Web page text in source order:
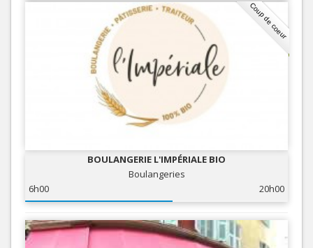
Coup de coeur
BOULANGERIE L'IMPÉRIALE BIO
Boulangeries
6h00
20h00